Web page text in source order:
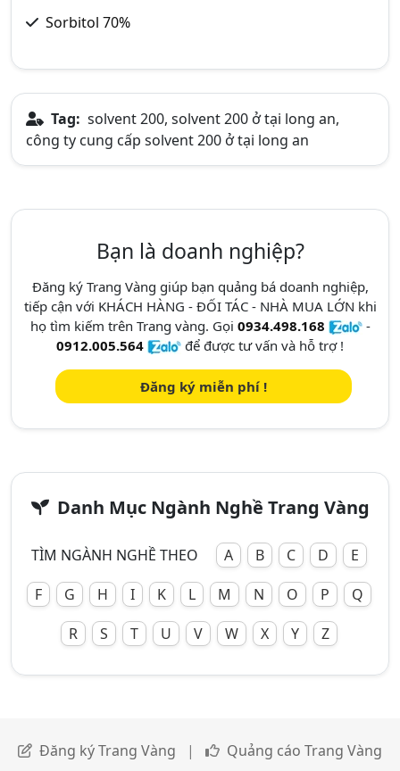
Sorbitol 70%
Tag: solvent 200, solvent 200 ở tại long an,
công ty cung cấp solvent 200 ở tại long an
Bạn là doanh nghiệp?
Đăng ký Trang Vàng giúp bạn quảng bá doanh nghiệp,
tiếp cận với KHÁCH HÀNG - ĐỐI TÁC - NHÀ MUA LỚN khi
họ tìm kiếm trên Trang vàng. Gọi 0934.498.168
-
0912.005.564
để được tư vấn và hỗ trợ !
Đăng ký miễn phí !
Danh Mục Ngành Nghề Trang Vàng
TÌM NGÀNH NGHỀ THEO A B C D
E
F
G H I K L M N O P
Q
R
S T U V W X Y Z
Đăng ký Trang Vàng | Quảng cáo Trang Vàng